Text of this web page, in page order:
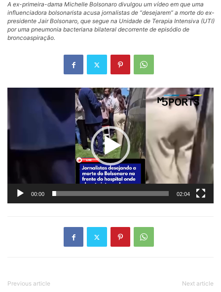
A ex-primeira-dama Michelle Bolsonaro divulgou um vídeo em que uma
influenciadora bolsonarista acusa jornalistas de “desejarem” a morte do ex-
presidente Jair Bolsonaro, que segue na Unidade de Terapia Intensiva (UTI)
por uma pneumonia bacteriana bilateral decorrente de episódio de
broncoaspiração.
00:00 02:04
Previous article Next article